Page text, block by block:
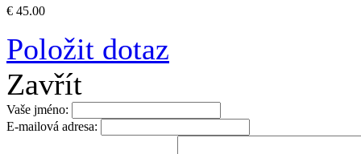
€ 45.00
Položit dotaz
Zavřít
Vaše jméno:
E-mailová adresa: